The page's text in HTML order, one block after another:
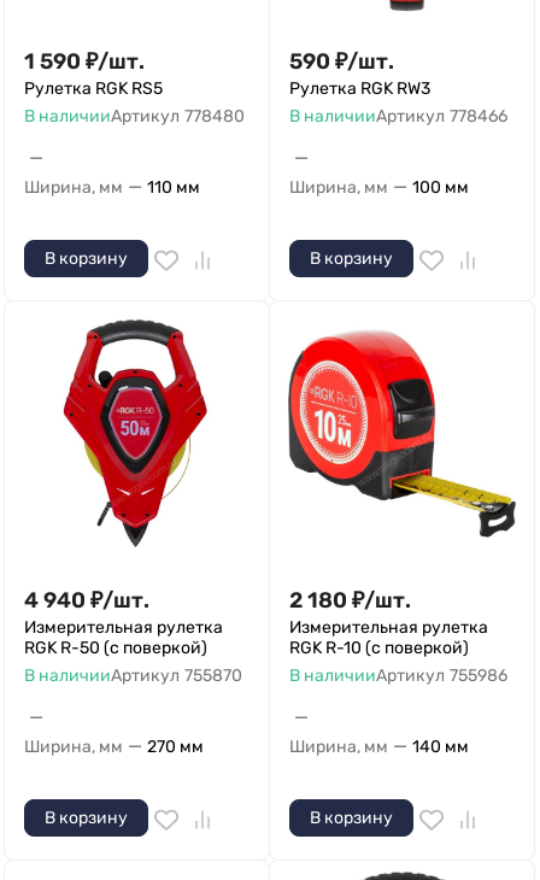
1 590 ₽/шт.
Рулетка RGK RS5
В наличииАртикул 778480
—
Ширина, мм — 110 мм
В корзину
590 ₽/шт.
Рулетка RGK RW3
В наличииАртикул 778466
—
Ширина, мм — 100 мм
В корзину
4 940 ₽/шт.
Измерительная рулетка
RGK R-50 (с поверкой)
В наличииАртикул 755870
—
Ширина, мм — 270 мм
В корзину
2 180 ₽/шт.
Измерительная рулетка
RGK R-10 (с поверкой)
В наличииАртикул 755986
—
Ширина, мм — 140 мм
В корзину